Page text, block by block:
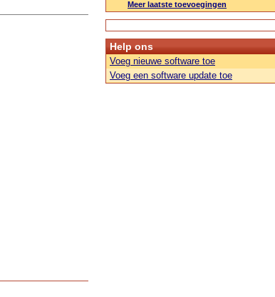
Meer laatste toevoegingen
Help ons
Voeg nieuwe software toe
Voeg een software update toe